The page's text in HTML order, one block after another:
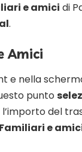
e amici di
.
Amici
e nella
punto
l’importo del
Familiari e